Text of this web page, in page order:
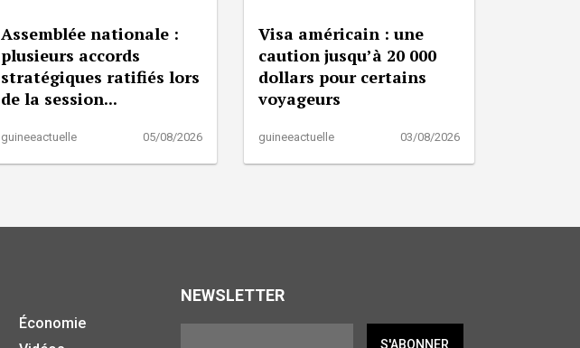
Assemblée nationale :
plusieurs accords
stratégiques ratifiés lors
de la session...
guineeactuelle 05/08/2026
Visa américain : une
caution jusqu’à 20 000
dollars pour certains
voyageurs
guineeactuelle 03/08/2026
Économie
NEWSLETTER
S'ABONNER